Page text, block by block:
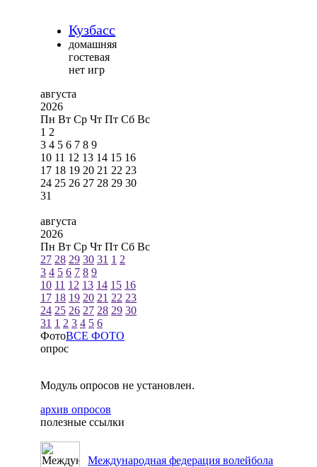
Кузбасс
домашняя
гостевая
нет игр
августа
2026
Пн Вт Ср Чт Пт Сб Вс
1 2
3 4 5 6 7 8 9
10 11 12 13 14 15 16
17 18 19 20 21 22 23
24 25 26 27 28 29 30
31
августа
2026
Пн Вт Ср Чт Пт Сб Вс
27 28 29 30 31 1 2
3 4 5 6 7 8 9
10 11 12 13 14 15 16
17 18 19 20 21 22 23
24 25 26 27 28 29 30
31 1 2 3 4 5 6
ФотоВСЕ ФОТО
опрос
Модуль опросов не установлен.
архив опросов
полезные ссылки
Международная федерация волейбола